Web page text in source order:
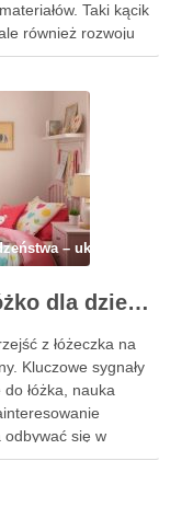
Taki kącik
również rozwoju
na jego
– układ, strefy,
Przejście z łóżeczka na łóżko dla dziecka: kiedy zacząć, jak przygotować i zadbać o bezpieczeństwo
z łóżeczka na
Kluczowe sygnały
łóżka, nauka
odbywać się w
poczucie